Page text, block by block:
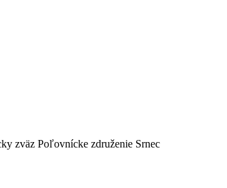
zväz Poľovnícke združenie Srnec